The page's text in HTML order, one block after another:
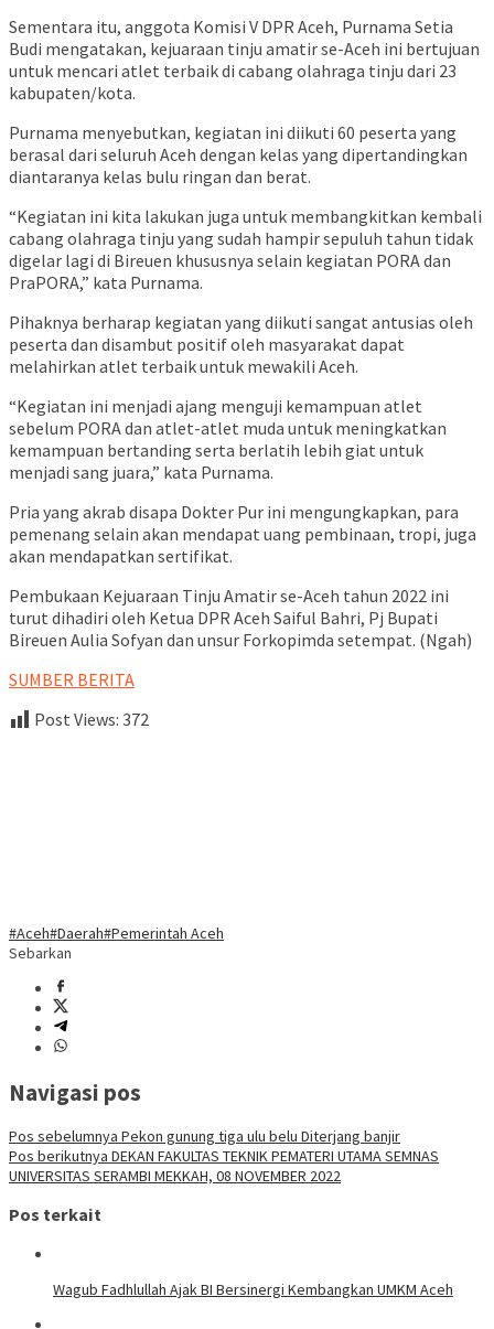
Sementara itu, anggota Komisi V DPR Aceh, Purnama Setia
Budi mengatakan, kejuaraan tinju amatir se-Aceh ini bertujuan
untuk mencari atlet terbaik di cabang olahraga tinju dari 23
kabupaten/kota.
Purnama menyebutkan, kegiatan ini diikuti 60 peserta yang
berasal dari seluruh Aceh dengan kelas yang dipertandingkan
diantaranya kelas bulu ringan dan berat.
“Kegiatan ini kita lakukan juga untuk membangkitkan kembali
cabang olahraga tinju yang sudah hampir sepuluh tahun tidak
digelar lagi di Bireuen khususnya selain kegiatan PORA dan
PraPORA,” kata Purnama.
Pihaknya berharap kegiatan yang diikuti sangat antusias oleh
peserta dan disambut positif oleh masyarakat dapat
melahirkan atlet terbaik untuk mewakili Aceh.
“Kegiatan ini menjadi ajang menguji kemampuan atlet
sebelum PORA dan atlet-atlet muda untuk meningkatkan
kemampuan bertanding serta berlatih lebih giat untuk
menjadi sang juara,” kata Purnama.
Pria yang akrab disapa Dokter Pur ini mengungkapkan, para
pemenang selain akan mendapat uang pembinaan, tropi, juga
akan mendapatkan sertifikat.
Pembukaan Kejuaraan Tinju Amatir se-Aceh tahun 2022 ini
turut dihadiri oleh Ketua DPR Aceh Saiful Bahri, Pj Bupati
Bireuen Aulia Sofyan dan unsur Forkopimda setempat. (Ngah)
SUMBER BERITA
Post Views: 372
#Aceh#Daerah#Pemerintah Aceh
Sebarkan
Navigasi pos
Pos sebelumnya Pekon gunung tiga ulu belu Diterjang banjir
Pos berikutnya DEKAN FAKULTAS TEKNIK PEMATERI UTAMA SEMNAS
UNIVERSITAS SERAMBI MEKKAH, 08 NOVEMBER 2022
Pos terkait
Wagub Fadhlullah Ajak BI Bersinergi Kembangkan UMKM Aceh